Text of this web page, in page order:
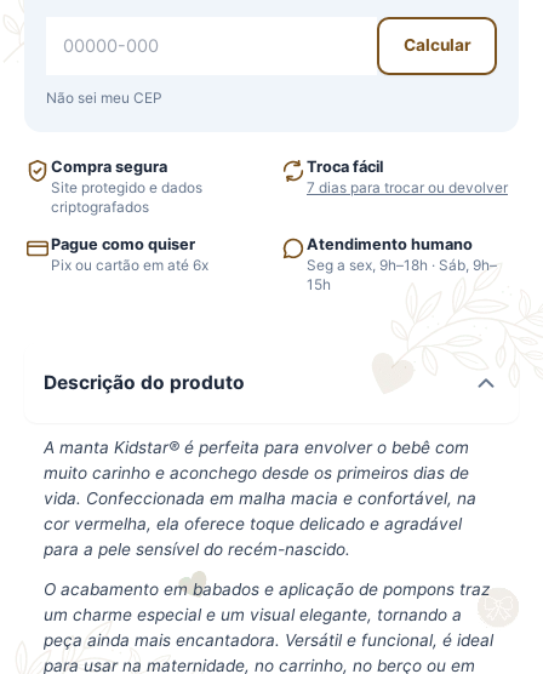
Calcular
Não sei meu CEP
Compra segura
Site protegido e dados
criptografados
Troca fácil
7 dias para trocar ou devolver
Pague como quiser
Pix ou cartão em até 6x
Atendimento humano
Seg a sex, 9h–18h · Sáb, 9h–
15h
Descrição do produto
A manta Kidstar® é perfeita para envolver o bebê com
muito carinho e aconchego desde os primeiros dias de
vida. Confeccionada em malha macia e confortável, na
cor vermelha, ela oferece toque delicado e agradável
para a pele sensível do recém-nascido.
O acabamento em babados e aplicação de pompons traz
um charme especial e um visual elegante, tornando a
peça ainda mais encantadora. Versátil e funcional, é ideal
para usar na maternidade, no carrinho, no berço ou em